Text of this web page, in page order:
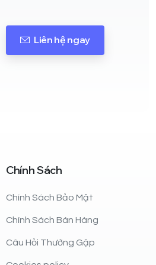
Liên hệ ngay
Chính Sách
Chính Sách Bảo Mật
Chính Sách Bán Hàng
Câu Hỏi Thường Gặp